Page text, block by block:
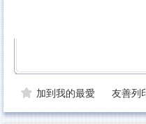
加到我的最愛 友善列